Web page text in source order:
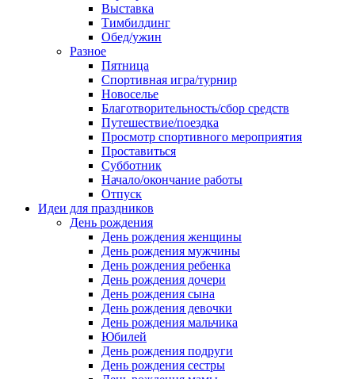
Выставка
Тимбилдинг
Обед/ужин
Разное
Пятница
Спортивная игра/турнир
Новоселье
Благотворительность/сбор средств
Путешествие/поездка
Просмотр спортивного мероприятия
Проставиться
Субботник
Начало/окончание работы
Отпуск
Идеи для праздников
День рождения
День рождения женщины
День рождения мужчины
День рождения ребенка
День рождения дочери
День рождения сына
День рождения девочки
День рождения мальчика
Юбилей
День рождения подруги
День рождения сестры